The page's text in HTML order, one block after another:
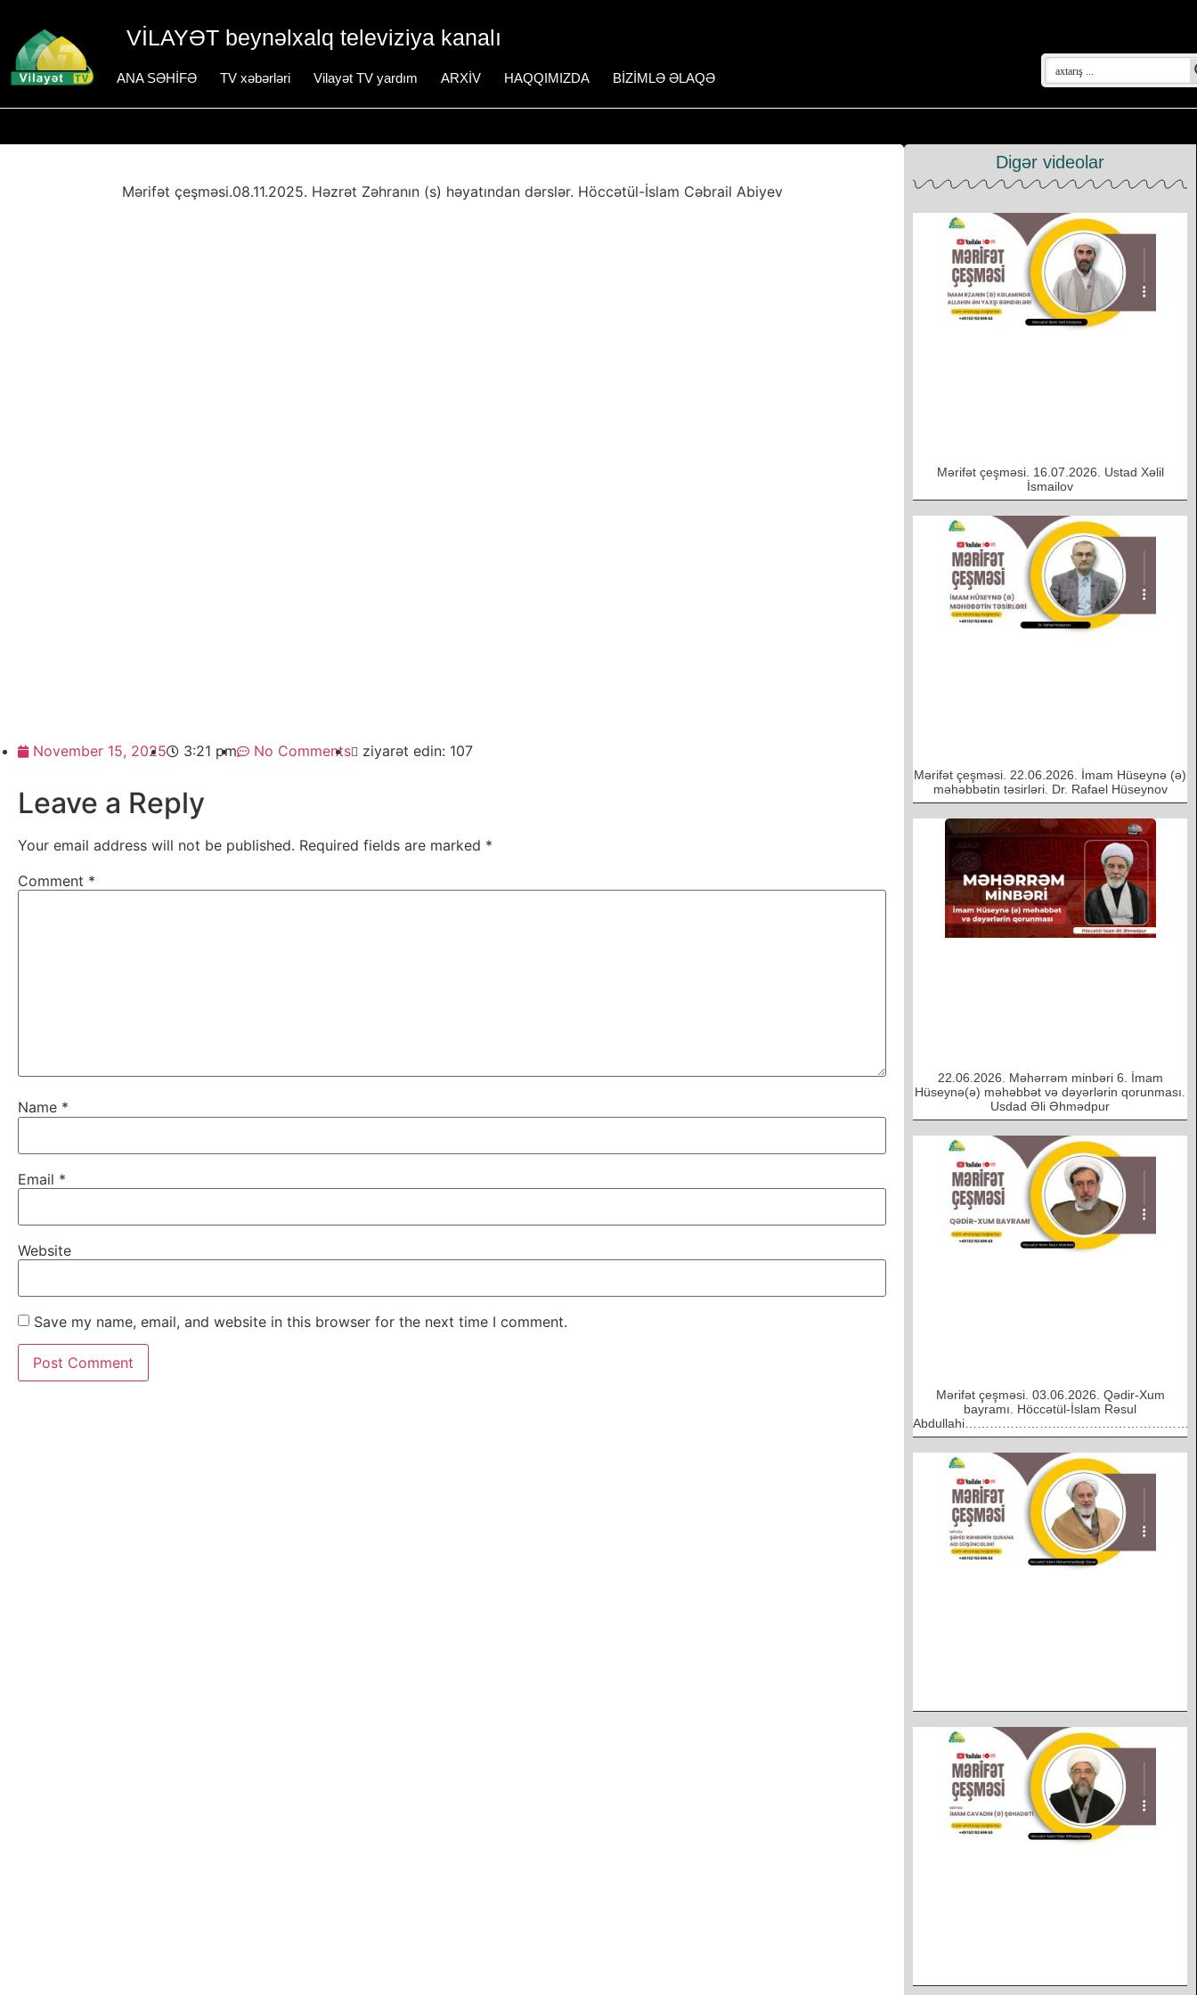
VİLAYƏT beynəlxalq televiziya kanalı
ANA SƏHİFƏ TV xəbərləri Vilayət TV yardım ARXİV HAQQIMIZDA BİZİMLƏ ƏLAQƏ
Mərifət çeşməsi.08.11.2025. Həzrət Zəhranın (s) həyatından dərslər. Höccətül-İslam Cəbrail Abiyev
November 15, 2025 3:21 pm No Comments ziyarət edin: 107
Leave a Reply
Your email address will not be published. Required fields are marked *
Comment *
Name *
Email *
Website
Save my name, email, and website in this browser for the next time I comment.
Digər videolar
Mərifət çeşməsi. 16.07.2026. Ustad Xəlil
İsmailov
Mərifət çeşməsi. 22.06.2026. İmam Hüseynə (ə)
məhəbbətin təsirləri. Dr. Rafael Hüseynov
22.06.2026. Məhərrəm minbəri 6. İmam
Hüseynə(ə) məhəbbət və dəyərlərin qorunması.
Usdad Əli Əhmədpur
Mərifət çeşməsi. 03.06.2026. Qədir-Xum
bayramı. Höccətül-İslam Rəsul